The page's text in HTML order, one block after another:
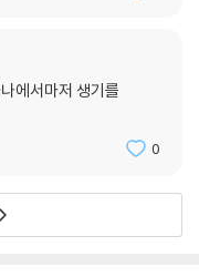
에서마저 생기를
0